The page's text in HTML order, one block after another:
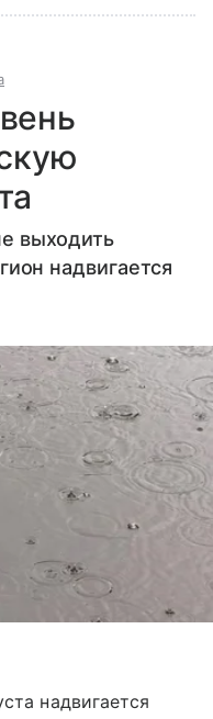
выходить
надвигается
надвигается